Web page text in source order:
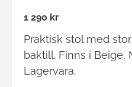
1 290 kr
Praktisk stol med
baktill. Finns i Beige,
Lagervara.